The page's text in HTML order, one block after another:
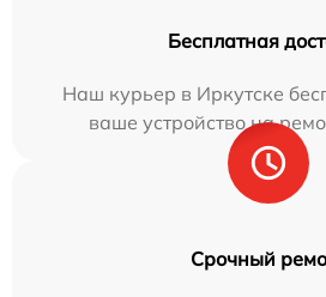
Бесплатная
Наш курьер в Иркутске
ваше устройство на
Срочный